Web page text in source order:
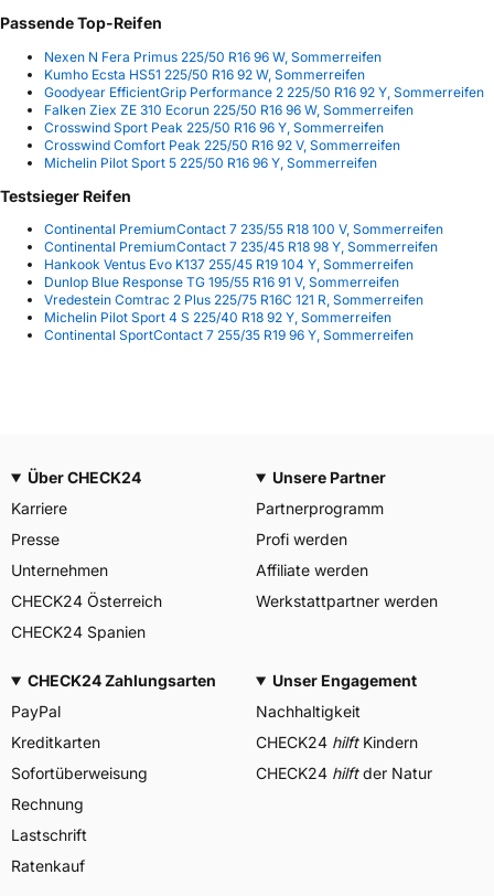
Passende Top-Reifen
Nexen N Fera Primus 225/50 R16 96 W, Sommerreifen
Kumho Ecsta HS51 225/50 R16 92 W, Sommerreifen
Goodyear EfficientGrip Performance 2 225/50 R16 92 Y, Sommerreifen
Falken Ziex ZE 310 Ecorun 225/50 R16 96 W, Sommerreifen
Crosswind Sport Peak 225/50 R16 96 Y, Sommerreifen
Crosswind Comfort Peak 225/50 R16 92 V, Sommerreifen
Michelin Pilot Sport 5 225/50 R16 96 Y, Sommerreifen
Testsieger Reifen
Continental PremiumContact 7 235/55 R18 100 V, Sommerreifen
Continental PremiumContact 7 235/45 R18 98 Y, Sommerreifen
Hankook Ventus Evo K137 255/45 R19 104 Y, Sommerreifen
Dunlop Blue Response TG 195/55 R16 91 V, Sommerreifen
Vredestein Comtrac 2 Plus 225/75 R16C 121 R, Sommerreifen
Michelin Pilot Sport 4 S 225/40 R18 92 Y, Sommerreifen
Continental SportContact 7 255/35 R19 96 Y, Sommerreifen
Über CHECK24
Karriere
Presse
Unternehmen
CHECK24 Österreich
CHECK24 Spanien
Unsere Partner
Partnerprogramm
Profi werden
Affiliate werden
Werkstattpartner werden
CHECK24 Zahlungsarten
PayPal
Kreditkarten
Sofortüberweisung
Rechnung
Lastschrift
Ratenkauf
Unser Engagement
Nachhaltigkeit
CHECK24 hilftKindern
CHECK24 hilftder Natur